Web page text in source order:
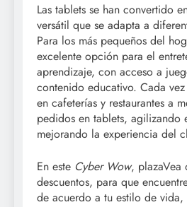
Las tablets se han convertido
versátil que se adapta a
Para los más pequeños del
excelente opción para el
aprendizaje, con acceso a
contenido educativo. Cada
en cafeterías y restaurantes a
pedidos en tablets, agilizando
mejorando la experiencia del
En este Cyber Wow, plazaVea
descuentos, para que
de acuerdo a tu estilo de vida,